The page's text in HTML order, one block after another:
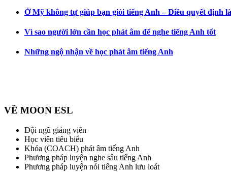
Ở Mỹ không tự giúp bạn giỏi tiếng Anh – Điều quyết định
Vì sao người lớn cần học phát âm để nghe tiếng Anh tốt
Những ngộ nhận về học phát âm tiếng Anh
VỀ MOON ESL
Đội ngũ giảng viên
Học viên tiêu biểu
Khóa (COACH) phát âm tiếng Anh
Phương pháp luyện nghe sâu tiếng Anh
Phương pháp luyện nói tiếng Anh lưu loát